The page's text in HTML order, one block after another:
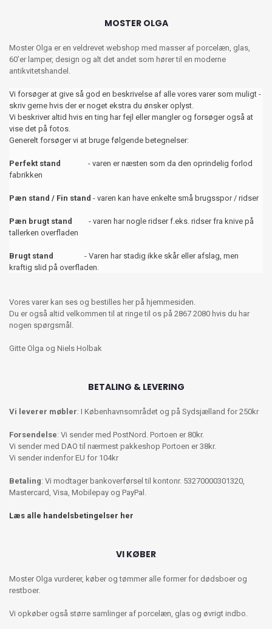
MOSTER OLGA
Moster Olga er en veldrevet webshop med masser af porcelæn, glas,
60’er lamper, design og alt det andet som hører til en moderne
antikvitetshandel.
Vi forsøger at give så god en beskrivelse af alle vores varer som muligt -
skriv gerne hvis der er noget ekstra du ønsker oplyst.
Vi beskriver altid hvis en ting har fejl eller mangler og forsøger også at
vise det på fotos.
Generelt forsøger vi at bruge følgende betegnelser:
Perfekt stand - varen er næsten som da den oprindelig forlod
fabrikken
Pæn stand / Fin stand - varen kan have enkelte små brugsspor / ridser
Pæn brugt stand
- varen har nogle ridser f.eks. ridser fra knive på
tallerken overfladen
Brugt stand
- Varen har stadig ikke skår eller afslag, men
kraftig slid på overfladen.
Vores varer kan ses og bestilles her på hjemmesiden.
Du er også altid velkommen til at ringe til os på 2867 2080 hvis du har
nogen spørgsmål.
Gitte Olga og Niels Holbak
BETALING & LEVERING
Vi leverer møbler: I Københavnsområdet og på Sydsjælland for 250kr
Forsendelse: Vi sender med PostNord. Portoen er 80kr.
Vi sender med DAO til nærmest pakkeshop Portoen er 38kr.
Vi sender indenfor EU for 104kr
Betaling: Vi modtager bankoverførsel til kontonr. 53270000301320,
Mastercard, Visa, Mobilepay og PayPal.
Læs alle handelsbetingelser her
VI KØBER
Moster Olga vurderer, køber og tømmer alle former for dødsboer og
restboer.
Vi opkøber også større samlinger af porcelæn, glas og øvrigt indbo.